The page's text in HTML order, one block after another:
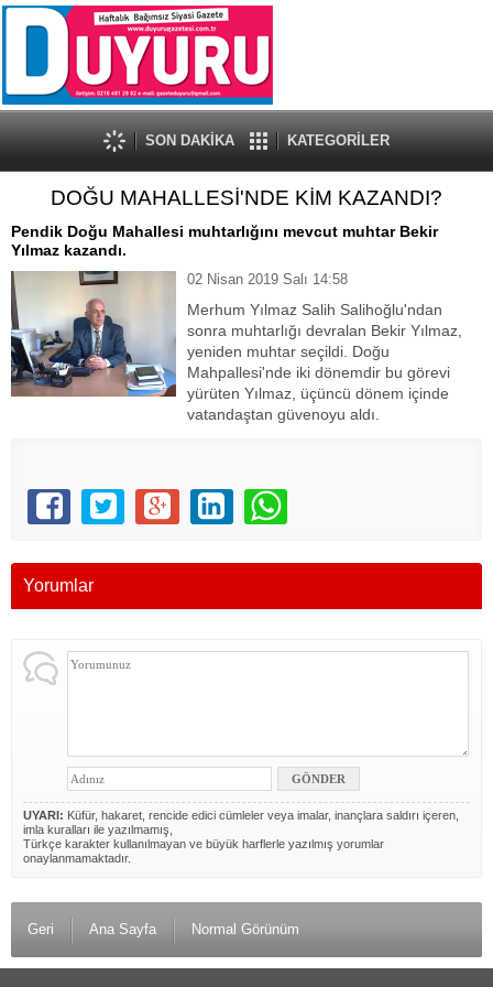
SON DAKİKA KATEGORİLER
DOĞU MAHALLESİ'NDE KİM KAZANDI?
Pendik Doğu Mahallesi muhtarlığını mevcut muhtar Bekir
Yılmaz kazandı.
02 Nisan 2019 Salı 14:58
Merhum Yılmaz Salih Salihoğlu'ndan
sonra muhtarlığı devralan Bekir Yılmaz,
yeniden muhtar seçildi. Doğu
Mahpallesi'nde iki dönemdir bu görevi
yürüten Yılmaz, üçüncü dönem içinde
vatandaştan güvenoyu aldı.
Yorumlar
UYARI: Küfür, hakaret, rencide edici cümleler veya imalar, inançlara saldırı içeren,
imla kuralları ile yazılmamış,
Türkçe karakter kullanılmayan ve büyük harflerle yazılmış yorumlar
onaylanmamaktadır.
Geri Ana Sayfa Normal Görünüm